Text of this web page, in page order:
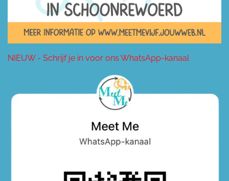
NIEUW - Schrijf je in voor ons WhatsApp-kanaal